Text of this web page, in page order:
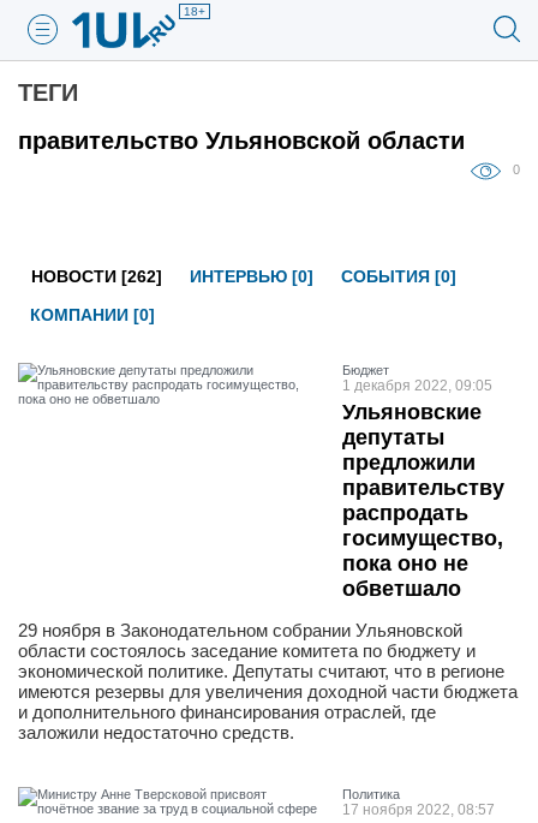
18+
ТЕГИ
правительство Ульяновской области
0
НОВОСТИ [262] ИНТЕРВЬЮ [0]
СОБЫТИЯ [0]
КОМПАНИИ [0]
Бюджет
1 декабря 2022, 09:05
Ульяновские
депутаты
предложили
правительству
распродать
госимущество,
пока оно не
обветшало
29 ноября в Законодательном собрании Ульяновской
области состоялось заседание комитета по бюджету и
экономической политике. Депутаты считают, что в регионе
имеются резервы для увеличения доходной части бюджета
и дополнительного финансирования отраслей, где
заложили недостаточно средств.
Политика
17 ноября 2022, 08:57